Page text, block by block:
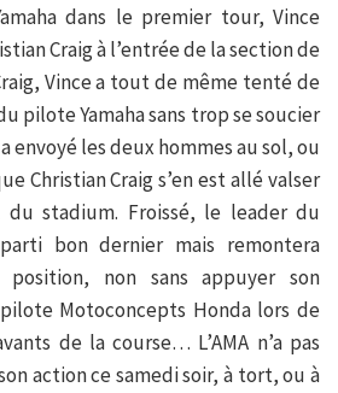
dans le premier tour, Vince
Craig à l’entrée de la section de
Vince a tout de même tenté de
pilote Yamaha sans trop se soucier
envoyé les deux hommes au sol, ou
Christian Craig s’en est allé valser
du stadium. Froissé, le leader du
bon dernier mais remontera
position, non sans appuyer son
Motoconcepts Honda lors de
de la course… L’AMA n’a pas
action ce samedi soir, à tort, ou à